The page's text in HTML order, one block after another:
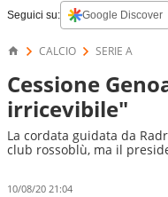
Seguici su: Google Discover
CALCIO SERIE A
Cessione
irricevibile"
La cordata guidata da
club rossoblù, ma il
10/08/20 21:04